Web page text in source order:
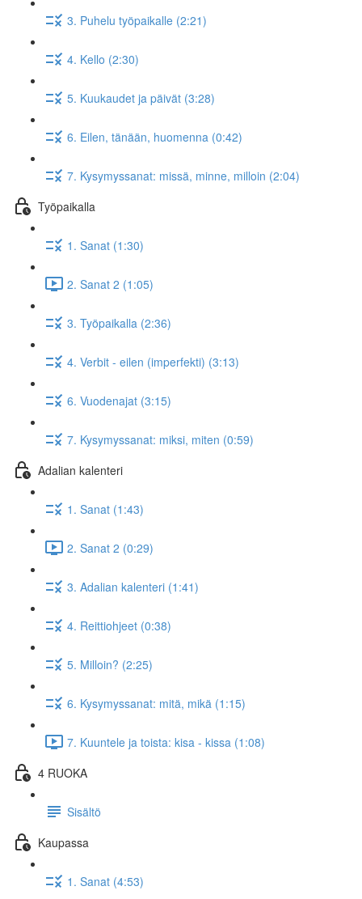
3. Puhelu työpaikalle (2:21)
4. Kello (2:30)
5. Kuukaudet ja päivät (3:28)
6. Eilen, tänään, huomenna (0:42)
7. Kysymyssanat: missä, minne, milloin (2:04)
Työpaikalla
1. Sanat (1:30)
2. Sanat 2 (1:05)
3. Työpaikalla (2:36)
4. Verbit - eilen (imperfekti) (3:13)
6. Vuodenajat (3:15)
7. Kysymyssanat: miksi, miten (0:59)
Adalian kalenteri
1. Sanat (1:43)
2. Sanat 2 (0:29)
3. Adalian kalenteri (1:41)
4. Reittiohjeet (0:38)
5. Milloin? (2:25)
6. Kysymyssanat: mitä, mikä (1:15)
7. Kuuntele ja toista: kisa - kissa (1:08)
4 RUOKA
Sisältö
Kaupassa
1. Sanat (4:53)